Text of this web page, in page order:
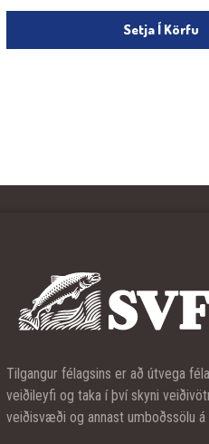
Setja Í Körfu
Tilgangur félagsins er að útvega
veiðileyfi og taka í því skyni
veiðisvæði og annast umboðssölu á